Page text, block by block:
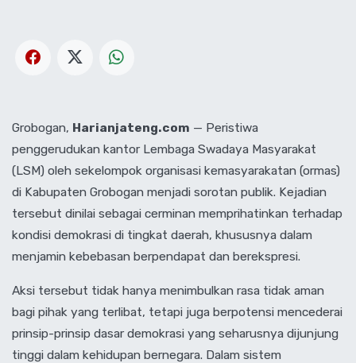
Grobogan, Harianjateng.com — Peristiwa
penggerudukan kantor Lembaga Swadaya Masyarakat
(LSM) oleh sekelompok organisasi kemasyarakatan (ormas)
di Kabupaten Grobogan menjadi sorotan publik. Kejadian
tersebut dinilai sebagai cerminan memprihatinkan terhadap
kondisi demokrasi di tingkat daerah, khususnya dalam
menjamin kebebasan berpendapat dan berekspresi.
Aksi tersebut tidak hanya menimbulkan rasa tidak aman
bagi pihak yang terlibat, tetapi juga berpotensi mencederai
prinsip-prinsip dasar demokrasi yang seharusnya dijunjung
tinggi dalam kehidupan bernegara. Dalam sistem